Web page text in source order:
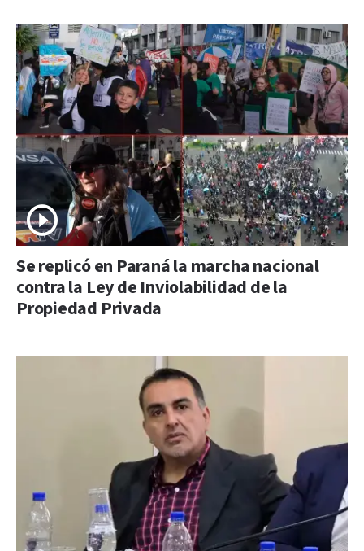
Se replicó en Paraná la marcha nacional
contra la Ley de Inviolabilidad de la
Propiedad Privada